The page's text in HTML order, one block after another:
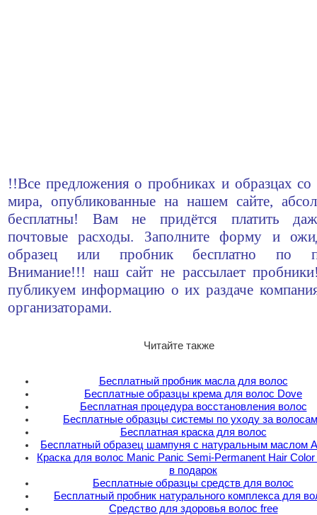
!!Все предложения о пробниках и образцах со
мира, опубликованные на нашем сайте,
бесплатны! Вам не придётся платить
почтовые расходы. Заполните форму и
образец или пробник бесплатно по
Внимание!!! наш сайт не рассылает
публикуем информацию о их раздаче
организаторами.
Читайте также
Бесплатный пробник масла для волос
Бесплатные образцы крема для волос Dove
Бесплатная процедура восстановления волос
Бесплатные образцы системы по уходу за
Бесплатная краска для волос
Бесплатный образец шампуня с натуральным маслом
Краска для волос Manic Panic Semi-Permanent Hair
в подарок
Бесплатные образцы средств для волос
Бесплатный пробник натурального комплекса для
Средство для здоровья волос free